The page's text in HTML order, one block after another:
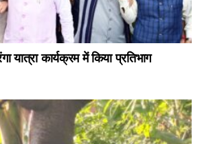
यात्रा कार्यक्रम में किया प्रतिभाग